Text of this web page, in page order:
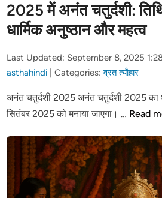
2025 में अनंत चतुर्दशी:
धार्मिक अनुष्ठान और महत्व
Last Updated: September 8, 2025 1:28
asthahindi
Categories:व्रत त्यौहार
अनंत चतुर्दशी 2025 अनंत चतुर्दशी 2025 का
सितंबर 2025 को मनाया जाएगा। … 2025
अनंत
चतुर्दशी:
तिथि,
पूजा
Read